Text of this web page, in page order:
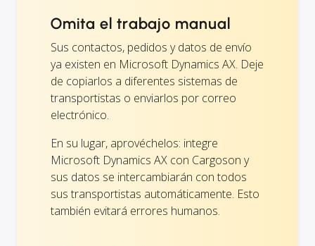
Omita el trabajo manual
Sus contactos, pedidos y datos de envío
ya existen en Microsoft Dynamics AX. Deje
de copiarlos a diferentes sistemas de
transportistas o enviarlos por correo
electrónico.
En su lugar, aprovéchelos: integre
Microsoft Dynamics AX con Cargoson y
sus datos se intercambiarán con todos
sus transportistas automáticamente. Esto
también evitará errores humanos.